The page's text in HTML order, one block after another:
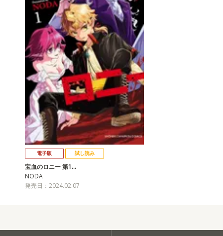
電子版 試し読み
宝血のロニー 第1…
NODA
発売日：2024.02.07